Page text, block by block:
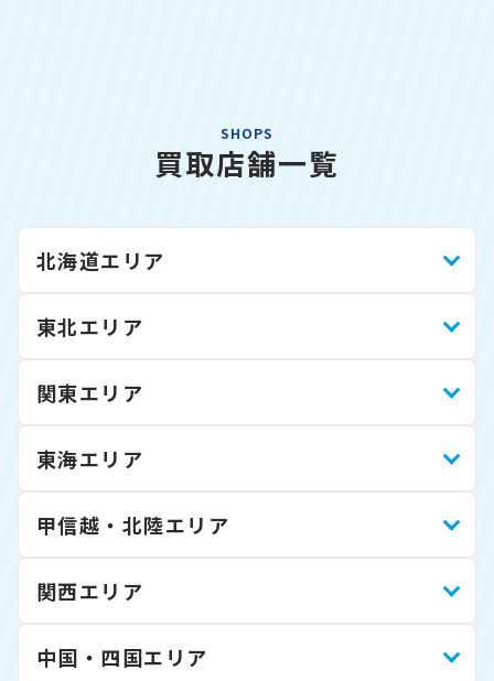
SHOPS
買取店舗一覧
北海道エリア
東北エリア
関東エリア
東海エリア
甲信越・北陸エリア
関西エリア
中国・四国エリア